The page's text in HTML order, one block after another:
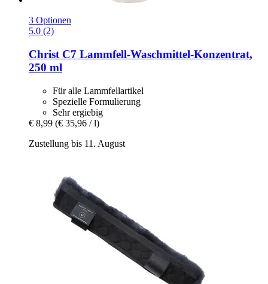
3 Optionen
5.0 (2)
Christ C7 Lammfell-​Waschmittel-​Konzentrat,
250 ml
Für alle Lammfellartikel
Spezielle Formulierung
Sehr ergiebig
€ 8,99 (€ 35,96 / l)
Zustellung bis 11. August